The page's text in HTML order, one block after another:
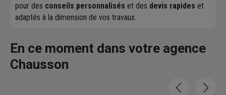
pour des conseils personnalisés et des devis rapides et
adaptés à la dimension de vos travaux.
En ce moment dans votre agence
Chausson